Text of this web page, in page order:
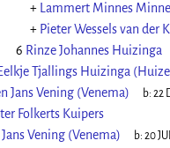
+
Lammert Minnes
+ Pieter Wessels van der
6 Rinze Johannes Huizinga
Tjallings Huizinga
Jans Vening (Venema) b: 22
Folkerts Kuipers
Vening (Venema) b: 20